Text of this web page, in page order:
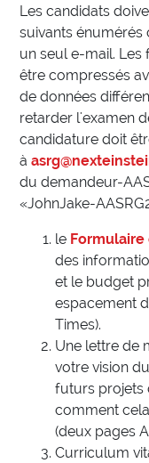
Les candidats
suivants énumérés
un seul e-mail. Les
être compressés
de données
retarder l'examen
candidature doit
à
du demandeur-
«JohnJake-
le
des
et le budget
espacement
Times).
Une lettre de
votre vision
futurs projets
comment
(deux pages
Curriculum